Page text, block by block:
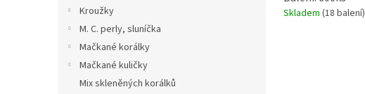
Kroužky
M. C. perly, sluníčka
Mačkané korálky
Mačkané kuličky
Mix skleněných korálků
Skladem (18 balení)